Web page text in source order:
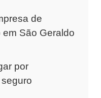
de
São Geraldo
por